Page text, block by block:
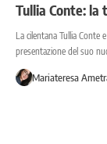
Tullia Conte:
La cilentana Tullia Conte
presentazione del suo
Mariateresa